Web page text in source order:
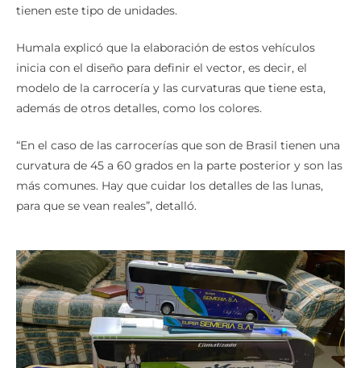
tienen este tipo de unidades.
Humala explicó que la elaboración de estos vehículos
inicia con el diseño para definir el vector, es decir, el
modelo de la carrocería y las curvaturas que tiene esta,
además de otros detalles, como los colores.
“En el caso de las carrocerías que son de Brasil tienen una
curvatura de 45 a 60 grados en la parte posterior y son las
más comunes. Hay que cuidar los detalles de las lunas,
para que se vean reales”, detalló.